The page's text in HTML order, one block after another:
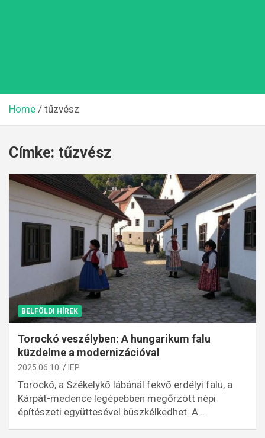
Home tűzvész
Címke: tűzvész
BELFÖLDI HÍREK
Torockó veszélyben: A hungarikum falu
küzdelme a modernizációval
2025.06.10. IEP
Torockó, a Székelykő lábánál fekvő erdélyi falu, a
Kárpát-medence legépebben megőrzött népi
építészeti együttesével büszkélkedhet. A…